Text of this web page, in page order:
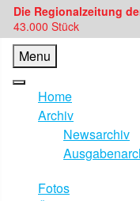
Die Regionalzeitung
43.000 Stück
Menu
Home
Archiv
Newsarchiv
Fotos